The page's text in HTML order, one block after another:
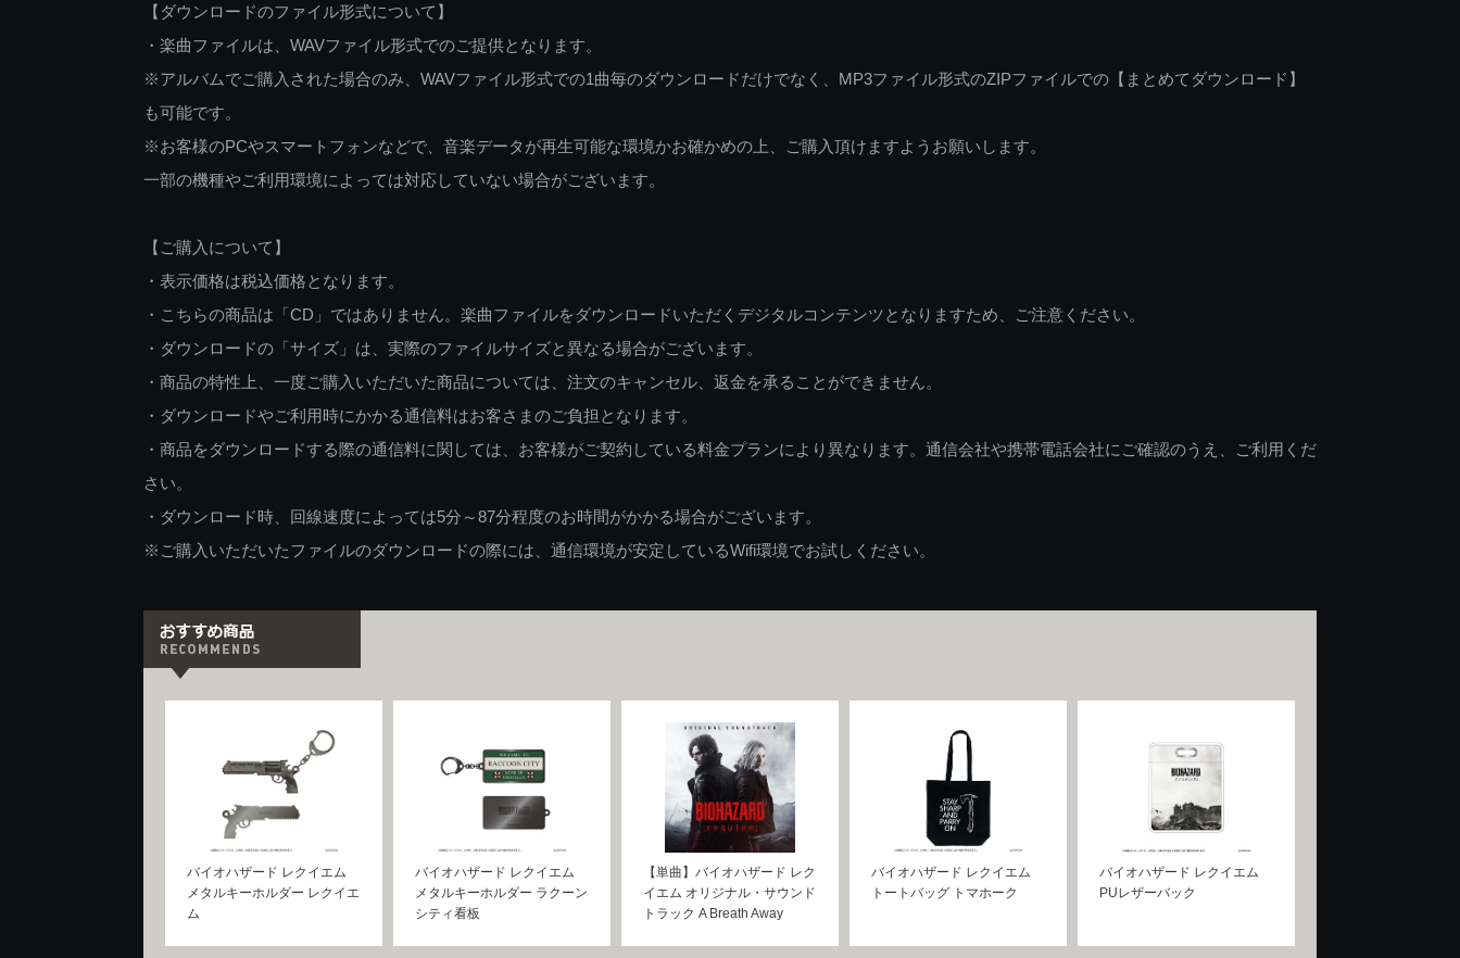
【ダウンロードのファイル形式について】
・楽曲ファイルは、WAVファイル形式でのご提供となります。
※アルバムでご購入された場合のみ、WAVファイル形式での1曲毎のダウンロードだけでなく、MP3ファイル形式のZIPファイルでの【まとめてダウンロード】
も可能です。
※お客様のPCやスマートフォンなどで、音楽データが再生可能な環境かお確かめの上、ご購入頂けますようお願いします。
一部の機種やご利用環境によっては対応していない場合がございます。
【ご購入について】
・表示価格は税込価格となります。
・こちらの商品は「CD」ではありません。楽曲ファイルをダウンロードいただくデジタルコンテンツとなりますため、ご注意ください。
・ダウンロードの「サイズ」は、実際のファイルサイズと異なる場合がございます。
・商品の特性上、一度ご購入いただいた商品については、注文のキャンセル、返金を承ることができません。
・ダウンロードやご利用時にかかる通信料はお客さまのご負担となります。
・商品をダウンロードする際の通信料に関しては、お客様がご契約している料金プランにより異なります。通信会社や携帯電話会社にご確認のうえ、ご利用くだ
さい。
・ダウンロード時、回線速度によっては5分～87分程度のお時間がかかる場合がございます。
※ご購入いただいたファイルのダウンロードの際には、通信環境が安定しているWifi環境でお試しください。
バイオハザード レクイエム
メタルキーホルダー レクイエ
ム
バイオハザード レクイエム
メタルキーホルダー ラクーン
シティ看板
【単曲】バイオハザード レク
イエム オリジナル・サウンド
トラック A Breath Away
バイオハザード レクイエム
トートバッグ トマホーク
バイオハザード レクイエム
PUレザーバック